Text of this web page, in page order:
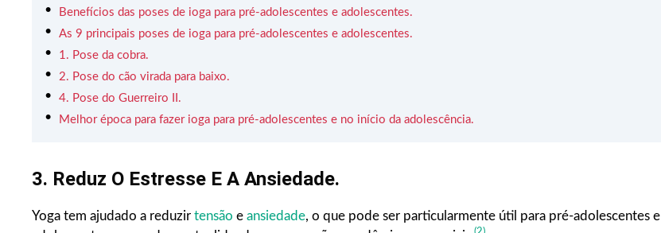
Benefícios das poses de ioga para pré-adolescentes e adolescentes.
As 9 principais poses de ioga para pré-adolescentes e adolescentes.
1. Pose da cobra.
2. Pose do cão virada para baixo.
4. Pose do Guerreiro II.
Melhor época para fazer ioga para pré-adolescentes e no início da adolescência.
3. Reduz O Estresse E A Ansiedade.
Yoga tem ajudado a reduzir tensão e ansiedade, o que pode ser particularmente útil para pré-adolescentes e